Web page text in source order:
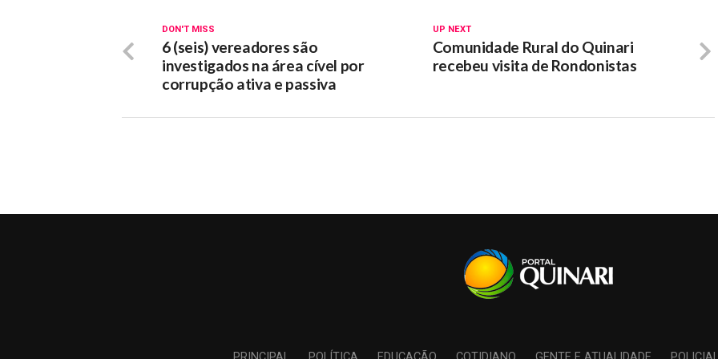
UP NEXT
Comunidade Rural do Quinari
recebeu visita de Rondonistas
DON'T MISS
6 (seis) vereadores são
investigados na área cível por
corrupção ativa e passiva